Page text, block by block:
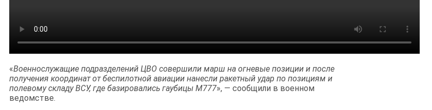
«Военнослужащие подразделений ЦВО совершили марш на огневые позиции и после
получения координат от беспилотной авиации нанесли ракетный удар по позициям и
полевому складу ВСУ, где базировались гаубицы М777», — сообщили в военном
ведомстве.